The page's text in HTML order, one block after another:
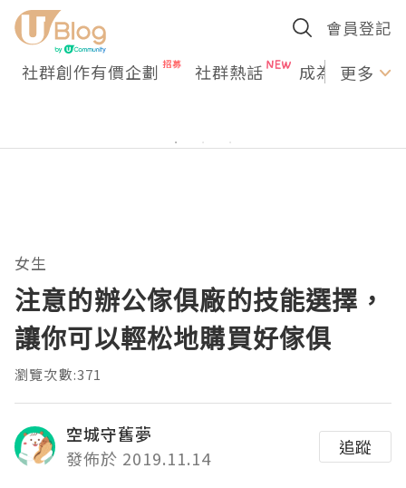
會員登記
社群創作有價企劃 社群熱話 成為U更多
女生
注意的辦公傢俱廠的技能選擇，
讓你可以輕松地購買好傢俱
瀏覽次數:371
空城守舊夢
發佈於 2019.11.14
追蹤